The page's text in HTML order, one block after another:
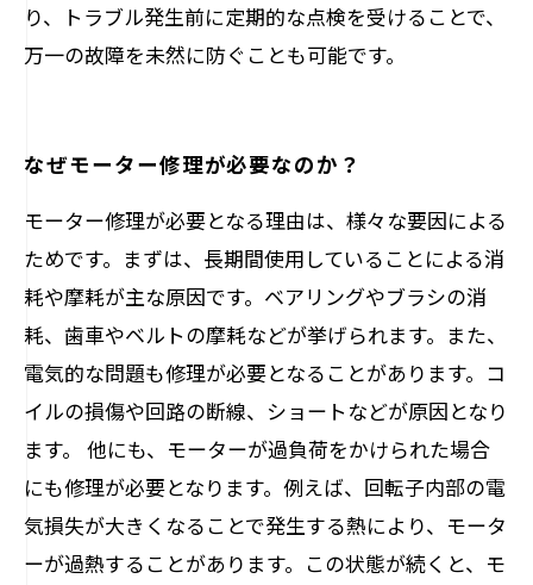
り、トラブル発生前に定期的な点検を受けることで、
万一の故障を未然に防ぐことも可能です。
なぜモーター修理が必要なのか？
モーター修理が必要となる理由は、様々な要因による
ためです。まずは、長期間使用していることによる消
耗や摩耗が主な原因です。ベアリングやブラシの消
耗、歯車やベルトの摩耗などが挙げられます。また、
電気的な問題も修理が必要となることがあります。コ
イルの損傷や回路の断線、ショートなどが原因となり
ます。 他にも、モーターが過負荷をかけられた場合
にも修理が必要となります。例えば、回転子内部の電
気損失が大きくなることで発生する熱により、モータ
ーが過熱することがあります。この状態が続くと、モ